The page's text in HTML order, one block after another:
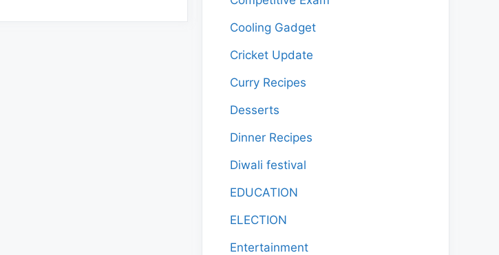
Cooling Gadget
Cricket Update
Curry Recipes
Desserts
Dinner Recipes
Diwali festival
EDUCATION
ELECTION
Entertainment